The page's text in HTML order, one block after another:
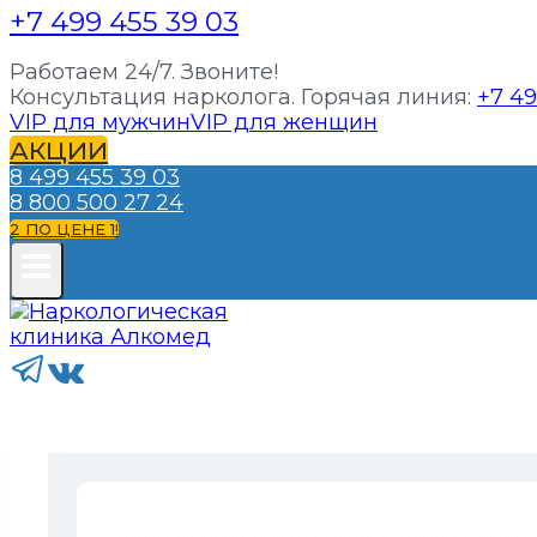
+7 499 455 39 03
Работаем 24/7. Звоните!
Консультация нарколога. Горячая линия: +7
VIP для мужчинVIP для женщин
АКЦИИ
8 499 455 39 03
8 800 500 27 24
2 ПО ЦЕНЕ 1!